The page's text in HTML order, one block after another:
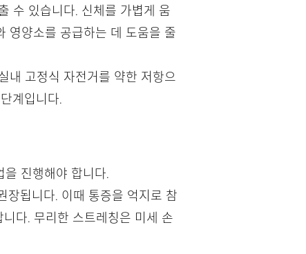
수 있습니다. 신체를 가볍게 움
영양소를 공급하는 데 도움을 줄
내 고정식 자전거를 약한 저항으
계입니다.
진행해야 합니다.
장됩니다. 이때 통증을 억지로 참
다. 무리한 스트레칭은 미세 손